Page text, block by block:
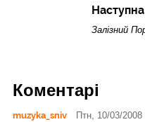
Наступна
Залізний
Коментарі
muzyka_sniv Птн, 10/03/2008